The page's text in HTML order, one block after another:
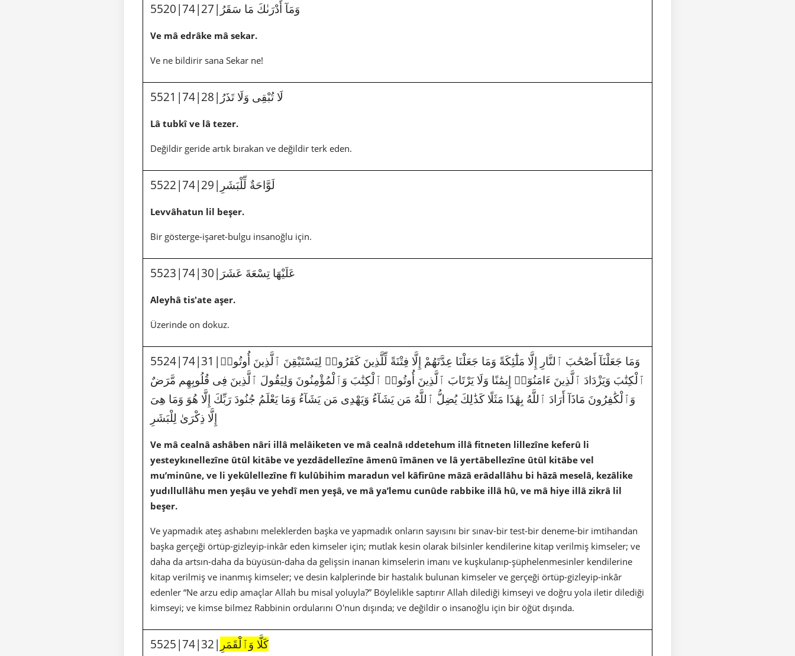
5520|74|27|وَمَآ أَدْرَىٰكَ مَا سَقَرُ
Ve mâ edrâke mâ sekar.
Ve ne bildirir sana Sekar ne!
5521|74|28|لَا تُبْقِى وَلَا تَذَرُ
Lâ tubkî ve lâ tezer.
Değildir geride artık bırakan ve değildir terk eden.
5522|74|29|لَوَّاحَةٌ لِّلْبَشَرِ
Levvâhatun lil beşer.
Bir gösterge-işaret-bulgu insanoğlu için.
5523|74|30|عَلَيْهَا تِسْعَةَ عَشَرَ
Aleyhâ tis'ate aşer.
Üzerinde on dokuz.
5524|74|31|وَمَا جَعَلْنَآ أَصْحَٰبَ ٱلنَّارِ إِلَّا مَلَٰٓئِكَةً وَمَا جَعَلْنَا عِدَّتَهُمْ إِلَّا فِتْنَةً لِّلَّذِينَ كَفَرُوا۟ لِيَسْتَيْقِنَ ٱلَّذِينَ أُوتُوا۟
ٱلْكِتَٰبَ وَيَزْدَادَ ٱلَّذِينَ ءَامَنُوٓا۟ إِيمَٰنًا وَلَا يَرْتَابَ ٱلَّذِينَ أُوتُوا۟ ٱلْكِتَٰبَ وَٱلْمُؤْمِنُونَ وَلِيَقُولَ ٱلَّذِينَ فِى قُلُوبِهِم مَّرَضٌ
وَٱلْكَٰفِرُونَ مَاذَآ أَرَادَ ٱللَّهُ بِهَٰذَا مَثَلًا كَذَٰلِكَ يُضِلُّ ٱللَّهُ مَن يَشَآءُ وَيَهْدِى مَن يَشَآءُ وَمَا يَعْلَمُ جُنُودَ رَبِّكَ إِلَّا هُوَ وَمَا هِىَ
إِلَّا ذِكْرَىٰ لِلْبَشَرِ
Ve mâ cealnâ ashâben nâri illâ melâiketen ve mâ cealnâ ıddetehum illâ fitneten lillezîne keferû li
yesteykınellezîne ûtûl kitâbe ve yezdâdellezîne âmenû îmânen ve lâ yertâbellezîne ûtûl kitâbe vel
mu’minûne, ve li yekûlellezîne fî kulûbihim maradun vel kâfirûne mâzâ erâdallâhu bi hâzâ meselâ, kezâlike
yudıllullâhu men yeşâu ve yehdî men yeşâ, ve mâ ya’lemu cunûde rabbike illâ hû, ve mâ hiye illâ zikrâ lil
beşer.
Ve yapmadık ateş ashabını meleklerden başka ve yapmadık onların sayısını bir sınav-bir test-bir deneme-bir imtihandan
başka gerçeği örtüp-gizleyip-inkâr eden kimseler için; mutlak kesin olarak bilsinler kendilerine kitap verilmiş kimseler; ve
daha da artsın-daha da büyüsün-daha da gelişsin inanan kimselerin imanı ve kuşkulanıp-şüphelenmesinler kendilerine
kitap verilmiş ve inanmış kimseler; ve desin kalplerinde bir hastalık bulunan kimseler ve gerçeği örtüp-gizleyip-inkâr
edenler “Ne arzu edip amaçlar Allah bu misal yoluyla?” Böylelikle saptırır Allah dilediği kimseyi ve doğru yola iletir dilediği
kimseyi; ve kimse bilmez Rabbinin ordularını O'nun dışında; ve değildir o insanoğlu için bir öğüt dışında.
5525|74|32| كَلَّا وَٱلْقَمَرِ